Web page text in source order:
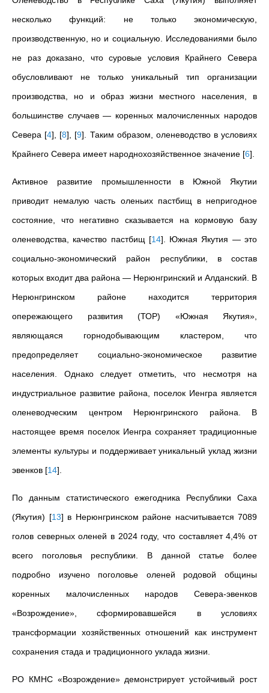
несколько функций: не только экономическую,
производственную, но и социальную. Исследованиями было
не раз доказано, что суровые условия Крайнего Севера
обусловливают не только уникальный тип организации
производства, но и образ жизни местного населения, в
большинстве случаев — коренных малочисленных народов
Севера [4] [8] [9] . Таким образом, оленеводство в условиях
Крайнего Севера имеет народнохозяйственное значение [6]
Активное развитие промышленности в Южной Якутии
приводит немалую часть оленьих пастбищ в непригодное
состояние, что негативно сказывается на кормовую базу
оленеводства, качество пастбищ [14] . Южная Якутия — это
социально-экономический район республики, в состав
которых входит два района — Нерюнгринский и Алданский. В
Нерюнгринском районе находится территория
опережающего развития (ТОР) «Южная Якутия»,
являющаяся горнодобывающим кластером, что
предопределяет социально-экономическое развитие
населения. Однако следует отметить, что несмотря на
индустриальное развитие района, поселок Иенгра является
оленеводческим центром Нерюнгринского района. В
настоящее время поселок Иенгра сохраняет традиционные
элементы культуры и поддерживает уникальный уклад жизни
эвенков [14]
По данным статистического ежегодника Республики Саха
(Якутия) [13] в Нерюнгринском районе насчитывается 7089
голов северных оленей в 2024 году, что составляет 4,4% от
всего поголовья республики. В данной статье более
подробно изучено поголовье оленей родовой общины
коренных малочисленных народов Севера-эвенков
«Возрождение», сформировавшейся в условиях
трансформации хозяйственных отношений как инструмент
сохранения стада и традиционного уклада жизни.
РО КМНС «Возрождение» демонстрирует устойчивый рост